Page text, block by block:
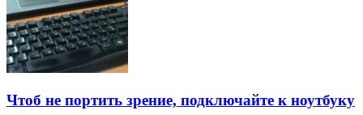
Чтоб не портить зрение, подключайте к ноутбуку